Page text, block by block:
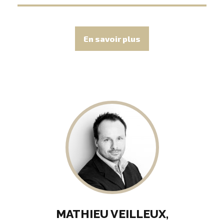
En savoir plus
MATHIEU VEILLEUX,